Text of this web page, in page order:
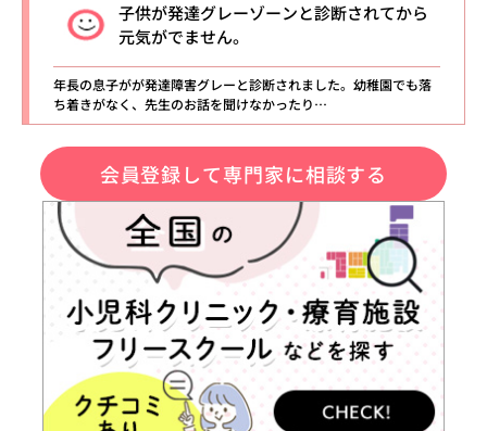
子供が発達グレーゾーンと診断されてから
元気がでません。
年長の息子がが発達障害グレーと診断されました。幼稚園でも落
ち着きがなく、先生のお話を聞けなかったり…
会員登録して専門家に相談する